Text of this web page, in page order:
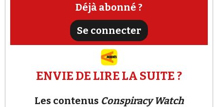
Demander à Vera
Déjà abonné ?
Se connecter
ENVIE DE LIRE LA SUITE ?
Les contenus Conspiracy Watch